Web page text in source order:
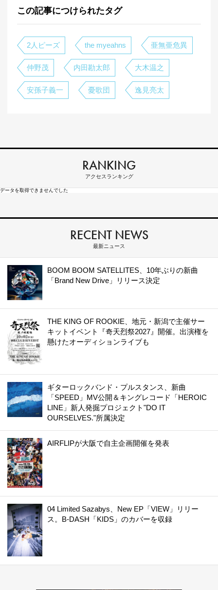
この記事につけられたタグ
2人ピーズ the myeahns 亜無亜危異
仲野茂 内田勘太郎 大木温之
安孫子義一 憂歌団 逸見亮太
RANKING
アクセスランキング
データを取得できませんでした
RECENT NEWS
最新ニュース
BOOM BOOM SATELLITES、10年ぶりの新曲
「Brand New Drive」リリース決定
THE KING OF ROOKIE、地元・新潟で主催サー
キットイベント『奇天烈祭2027』開催。出演権を
懸けたオーディションライブも
ギターロックバンド・プルスタンス、新曲
「SPEED」MV公開＆キングレコード「HEROIC
LINE」新人発掘プロジェクト"DO IT
OURSELVES."所属決定
AIRFLIPが大阪で自主企画開催を発表
04 Limited Sazabys、New EP「VIEW」リリー
ス。B-DASH「KIDS」のカバーを収録